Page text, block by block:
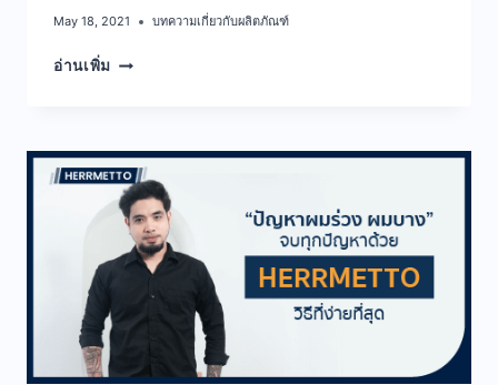
May 18, 2021 บทความเกี่ยวกับผลิตภัณฑ์
อ่านเพิ่ม รีวิว
ผม
บาง
ได้
ง่าย
จาก
ผู้
ใช้